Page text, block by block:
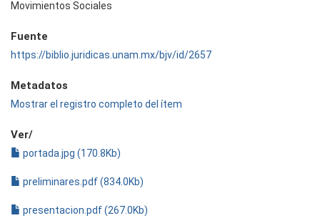
Movimientos Sociales
Fuente
https://biblio.juridicas.unam.mx/bjv/id/2657
Metadatos
Mostrar el registro completo del ítem
Ver/
portada.jpg (170.8Kb)
preliminares.pdf (834.0Kb)
presentacion.pdf (267.0Kb)